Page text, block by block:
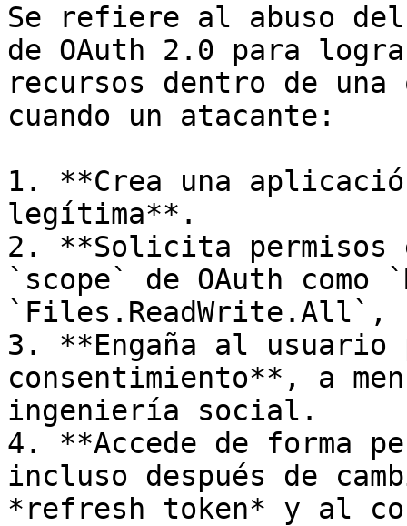
Se refiere al abuso del
de OAuth 2.0 para
recursos dentro de
cuando un atacante:
1. **Crea una
legítima**.
2. **Solicita permisos
`scope` de OAuth como
`Files.ReadWrite.All`,
3. **Engaña al usuario
consentimiento**, a
ingeniería social.
4. **Accede de forma
incluso después de
*refresh token* y al